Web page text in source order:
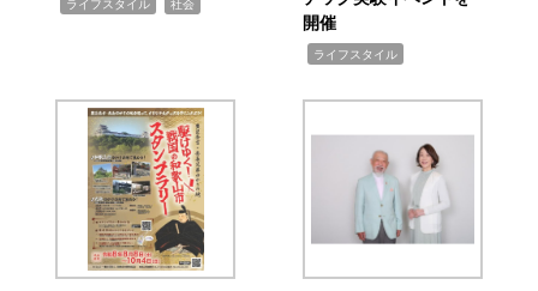
ライフスタイル 社会
開催
ライフスタイル